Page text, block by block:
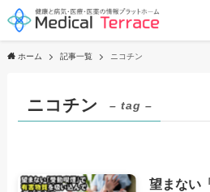
ホーム 記事一覧 ニコチン
ニコチン – tag –
望まない